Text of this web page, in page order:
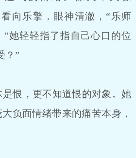
向乐擎，眼神清澈，“乐师
她轻轻指了指自己心口的位
？”
恨，更不知道恨的对象。她
负面情绪带来的痛苦本身，